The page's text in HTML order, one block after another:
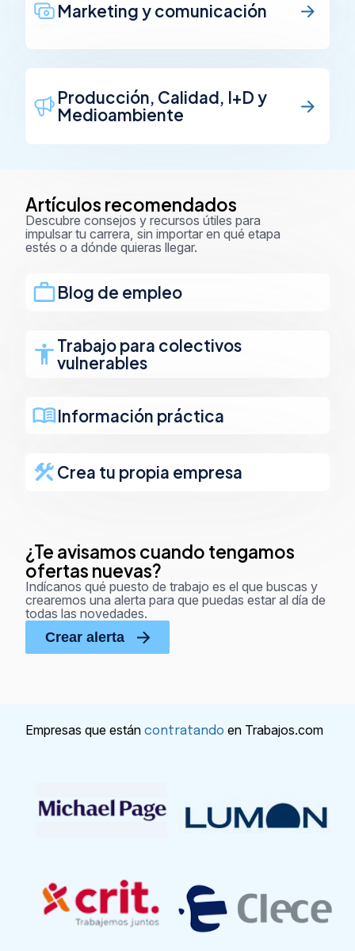
Marketing y comunicación
Producción, Calidad, I+D y
Medioambiente
Artículos recomendados
Descubre consejos y recursos útiles para
impulsar tu carrera, sin importar en qué etapa
estés o a dónde quieras llegar.
Blog de empleo
Trabajo para colectivos
vulnerables
Información práctica
Crea tu propia empresa
¿Te avisamos cuando tengamos
ofertas nuevas?
Indícanos qué puesto de trabajo es el que buscas y
crearemos una alerta para que puedas estar al día de
todas las novedades.
Crear alerta
Empresas que están contratando en Trabajos.com